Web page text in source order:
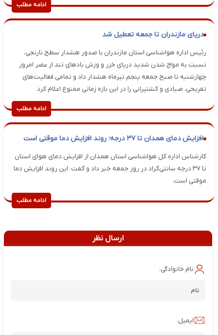
ادامه مطلب
دریای مازندران تا جمعه تعطیل شد
رئیس اداره هواشناسی استان مازندران با صدور هشدار سطح نارنجی،
نسبت به مواج شدن شدید دریای خزر و وزش بادهای تند از عصر امروز
چهارشنبه تا صبح جمعه پنجم تیرماه هشدار داد و تمامی فعالیت‌های
تفریحی، صیادی و کشتیرانی را در این بازه زمانی ممنوع اعلام کرد.
ادامه مطلب
افزایش دمای همدان تا ۳۷ درجه؛ روند افزایش دما موقتی است
کارشناس اداره کل هواشناسی استان همدان از افزایش دمای هوای استان
تا ۳۷ درجه سانتی‌گراد در روز جمعه خبر داد و گفت: این روند افزایش دما
موقتی است.
ادامه مطلب
ارسال نظر
نام خانوادگی:
ایمیل: